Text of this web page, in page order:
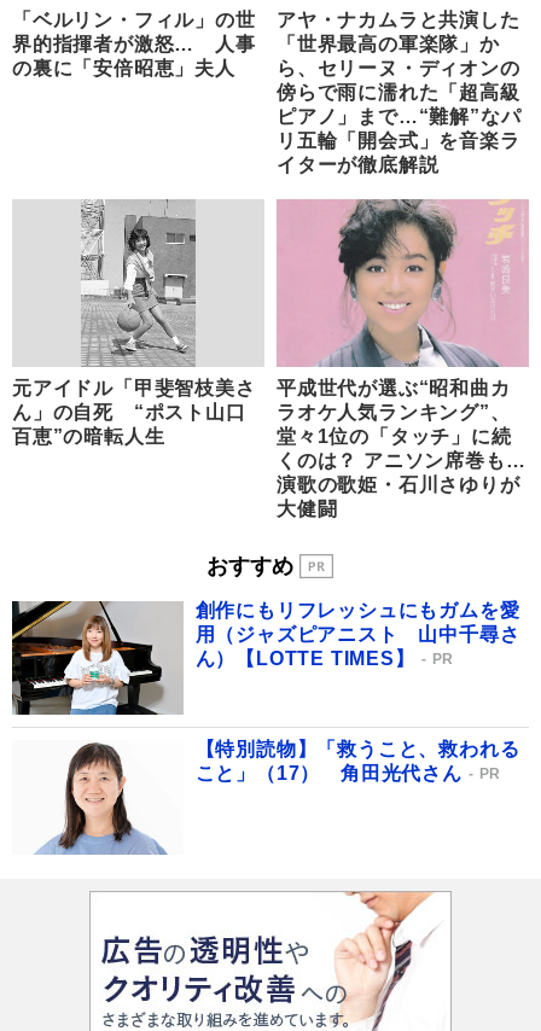
「ベルリン・フィル」の世
界的指揮者が激怒… 人事
の裏に「安倍昭恵」夫人
アヤ・ナカムラと共演した
「世界最高の軍楽隊」か
ら、セリーヌ・ディオンの
傍らで雨に濡れた「超高級
ピアノ」まで…“難解”なパ
リ五輪「開会式」を音楽ラ
イターが徹底解説
元アイドル「甲斐智枝美さ
ん」の自死 “ポスト山口
百恵”の暗転人生
平成世代が選ぶ“昭和曲カ
ラオケ人気ランキング”、
堂々1位の「タッチ」に続
くのは？ アニソン席巻も…
演歌の歌姫・石川さゆりが
大健闘
おすすめ
創作にもリフレッシュにもガムを愛
用（ジャズピアニスト 山中千尋さ
ん）【LOTTE TIMES】
PR
【特別読物】「救うこと、救われる
こと」（17） 角田光代さん
PR